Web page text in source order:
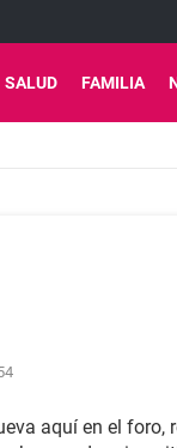
SALUD FAMILIA
aquí en el foro,